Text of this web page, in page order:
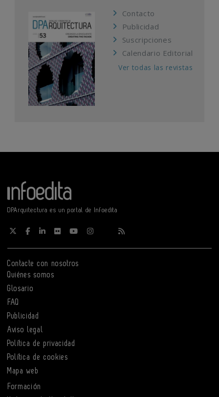
Contacto
Publicidad
Suscripciones
Calendario Editorial
Ver todas las revistas
DPArquitectura es un portal de Infoedita
Contacte con nosotros
Quiénes somos
Glosario
FAQ
Publicidad
Aviso legal
Política de privacidad
Política de cookies
Mapa web
Formación